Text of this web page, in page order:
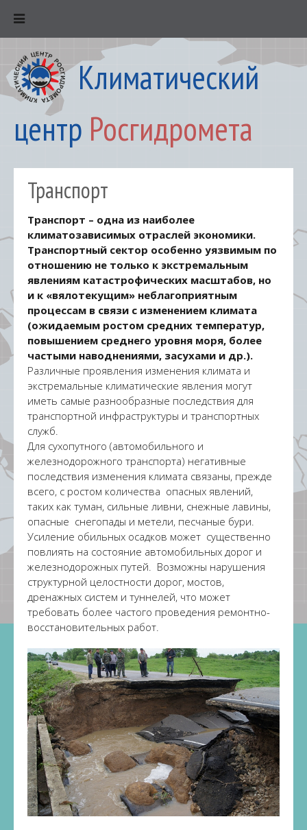
Климатический
центр Росгидромета
Транспорт
Транспорт – одна из наиболее
климатозависимых отраслей экономики.
Транспортный сектор особенно уязвимым по
отношению не только к экстремальным
явлениям катастрофических масштабов, но
и к «вялотекущим» неблагоприятным
процессам в связи с изменением климата
(ожидаемым ростом средних температур,
повышением среднего уровня моря, более
частыми наводнениями, засухами и др.).
Различные проявления изменения климата и
экстремальные климатические явления могут
иметь самые разнообразные последствия для
транспортной инфраструктуры и транспортных
служб.
Для сухопутного (автомобильного и
железнодорожного транспорта) негативные
последствия изменения климата связаны, прежде
всего, с ростом количества опасных явлений,
таких как туман, сильные ливни, снежные лавины,
опасные снегопады и метели, песчаные бури.
Усиление обильных осадков может существенно
повлиять на состояние автомобильных дорог и
железнодорожных путей. Возможны нарушения
структурной целостности дорог, мостов,
дренажных систем и туннелей, что может
требовать более частого проведения ремонтно-
восстановительных работ.